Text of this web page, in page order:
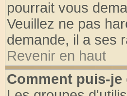
pourrait vous
Veuillez ne pas
demande, il a ses
Revenir en haut
Comment puis-